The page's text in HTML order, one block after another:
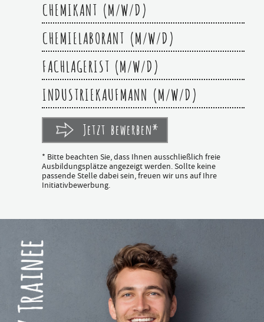
CHEMIKANT (M/W/D)
CHEMIELABORANT (M/W/D)
FACHLAGERIST (M/W/D)
INDUSTRIEKAUFMANN (M/W/D)
Jetzt bewerben*
* Bitte beachten Sie, dass Ihnen ausschließlich freie
Ausbildungsplätze angezeigt werden. Sollte keine
passende Stelle dabei sein, freuen wir uns auf Ihre
Initiativbewerbung.